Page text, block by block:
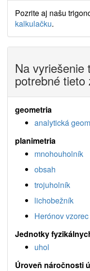
Pozrite aj našu
kalkulačku.
Na vyriešenie
potrebné tieto
geometria
analytická
planimetria
mnohouholník
obsah
trojuholník
lichobežník
Herónov vzorec
Jednotky
uhol
Úroveň náročnosti